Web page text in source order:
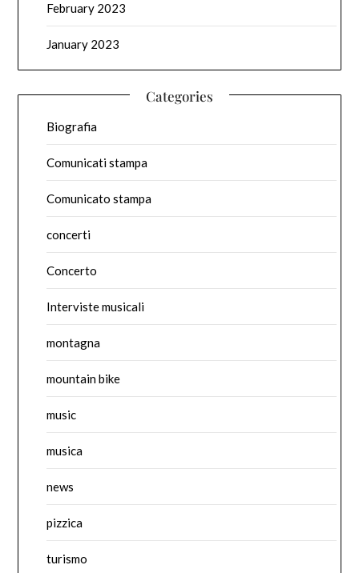
February 2023
January 2023
Categories
Biografia
Comunicati stampa
Comunicato stampa
concerti
Concerto
Interviste musicali
montagna
mountain bike
music
musica
news
pizzica
turismo